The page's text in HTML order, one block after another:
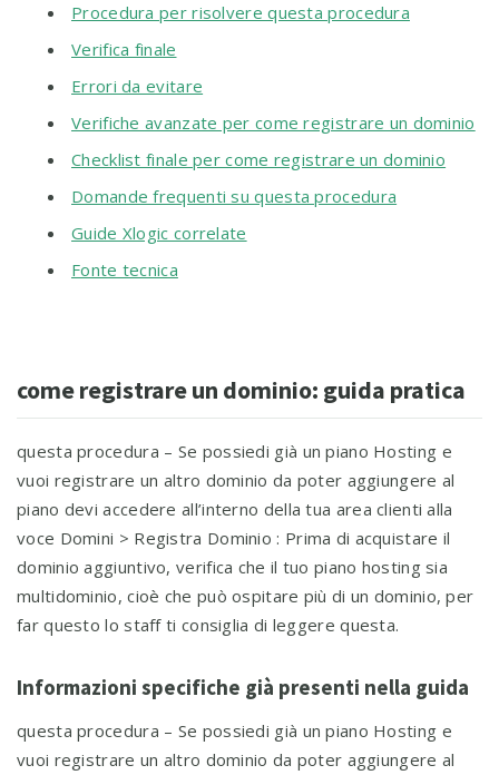
Procedura per risolvere questa procedura
Verifica finale
Errori da evitare
Verifiche avanzate per come registrare un dominio
Checklist finale per come registrare un dominio
Domande frequenti su questa procedura
Guide Xlogic correlate
Fonte tecnica
come registrare un dominio: guida pratica
questa procedura – Se possiedi già un piano Hosting e
vuoi registrare un altro dominio da poter aggiungere al
piano devi accedere all’interno della tua area clienti alla
voce Domini > Registra Dominio : Prima di acquistare il
dominio aggiuntivo, verifica che il tuo piano hosting sia
multidominio, cioè che può ospitare più di un dominio, per
far questo lo staff ti consiglia di leggere questa.
Informazioni specifiche già presenti nella guida
questa procedura – Se possiedi già un piano Hosting e
vuoi registrare un altro dominio da poter aggiungere al